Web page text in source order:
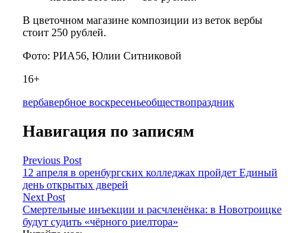
В цветочном магазине композиции из веток вербы
стоит 250 рублей.
Фото: РИА56, Юлии Ситниковой
16+
вербавербное воскресеньеобществопраздник
Навигация по записям
Previous Post
12 апреля в оренбургских колледжах пройдет Единый
день открытых дверей
Next Post
Смертельные инъекции и расчленёнка: в Новотроицке
будут судить «чёрного риелтора»